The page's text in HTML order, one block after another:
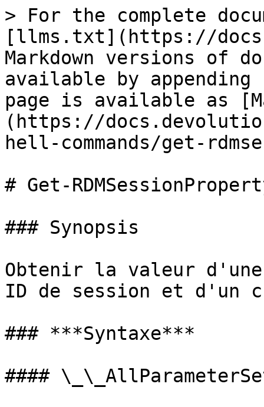
> For the complete
[llms.txt](https://
Markdown versions of
available by
page is available as
(https://
hell-commands/get-
# Get-
### Synopsis
Obtenir la valeur
ID de session et d'un
### ***Syntaxe***
####